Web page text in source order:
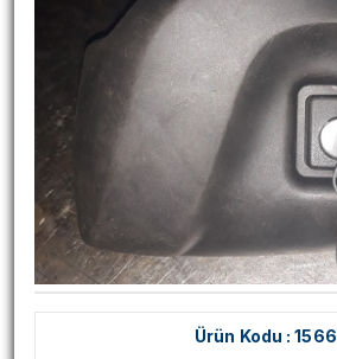
Ürün Kodu : 1566